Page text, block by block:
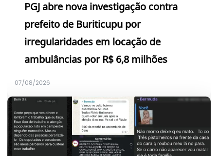
PGJ abre nova investigação contra
prefeito de Buriticupu por
irregularidades em locação de
ambulâncias por R$ 6,8 milhões
07/08/2026